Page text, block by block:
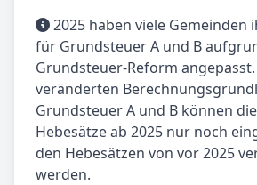
2025 haben viele Gemeinden
für Grundsteuer A und B
Grundsteuer-Reform
veränderten
Grundsteuer A und B können
Hebesätze ab 2025 nur noch
den Hebesätzen von vor 2025
werden.